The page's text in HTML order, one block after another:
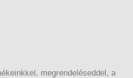
megrendeléseddel, a